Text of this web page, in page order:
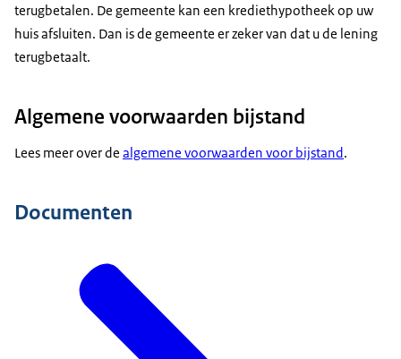
terugbetalen. De gemeente kan een krediethypotheek op uw
huis afsluiten. Dan is de gemeente er zeker van dat u de lening
terugbetaalt.
Algemene voorwaarden bijstand
Lees meer over de algemene voorwaarden voor bijstand.
Documenten